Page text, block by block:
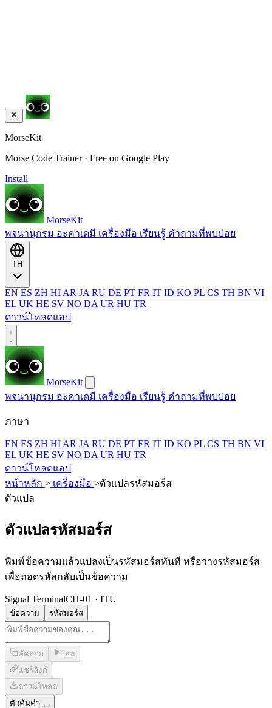
MorseKit
Morse Code Trainer · Free on Google Play
Install
MorseKit
พจนานุกรม อะคาเดมี เครื่องมือ เรียนรู้ คำถามที่พบบ่อย
EN ES ZH HI AR JA RU DE PT FR IT ID KO PL CS TH BN VI
EL UK HE SV NO DA UR HU TR
ดาวน์โหลดแอป
MorseKit
พจนานุกรม อะคาเดมี เครื่องมือ เรียนรู้ คำถามที่พบบ่อย
ภาษา
EN ES ZH HI AR JA RU DE PT FR IT ID KO PL CS TH BN VI
EL UK HE SV NO DA UR HU TR
ดาวน์โหลดแอป
หน้าหลัก > เครื่องมือ >ตัวแปลรหัสมอร์ส
ตัวแปล
ตัวแปลรหัสมอร์ส
พิมพ์ข้อความแล้วแปลงเป็นรหัสมอร์สทันที หรือวางรหัสมอร์ส
เพื่อถอดรหัสกลับเป็นข้อความ
Signal TerminalCH-01 · ITU
ข้อความ รหัสมอร์ส
คัดลอก
เล่น
แชร์ลิงก์
ดาวน์โหลด
ตัวคั่นคำ␣␣